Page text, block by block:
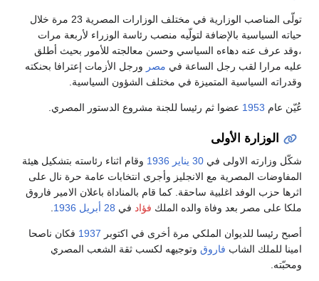
تولّى المناصب الوزارية في مختلف الوزارات المصرية 23 مرة خلال
بالإضافة لتولّيه منصب رئاسة الوزراء لأربعة مرات
دهاءه السياسي وحسن معالجته للأمور بحيث أطلق
لقب رجل الساعة فيمصرورجل الأزمات إعترافا بحنكته
المتميزة في مختلف الشؤون السياسية.
عضوا ثم رئيسا للجنة مشروع الدستور المصري.
الأولى
الاولى في30 يناير 1936وقام اثناء رئاسته بتشكيل هيئة
مع الانجليز وأجرى انتخابات عامة حرة نال على
اغلبية ساحقة. كما قام بالمناداة باعلان الامير فاروق
بعد وفاة والده الملكفؤادفي28 أبريل 1936
.
للديوان الملكي مرة أخرى في اكتوبر1937فكان ناصحا
الشابفاروقوتوجيهه لكسب ثقة الشعب المصري